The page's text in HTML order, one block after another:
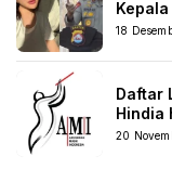
18
Daftar
Hindia
20